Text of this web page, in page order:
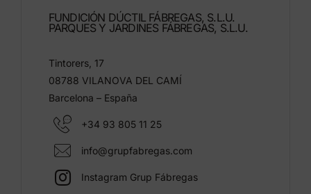
FUNDICIÓN DÚCTIL FÁBREGAS, S.L.U.
PARQUES Y JARDINES FÁBREGAS, S.L.U.
Tintorers, 17
08788 VILANOVA DEL CAMÍ
Barcelona – España
+34 93 805 11 25
info@grupfabregas.com
Instagram Grup Fábregas